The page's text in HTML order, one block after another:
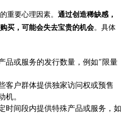
重要心理因素。通过创造稀缺感，
买，可能会失去宝贵的机会。具体
品或服务的发行数量，例如“限量
客户群体提供独家访问权或预售
机。
时间段内提供特殊产品或服务，如